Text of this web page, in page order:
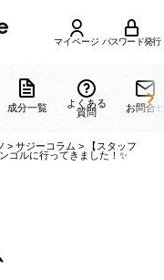
マイページ パスワード発行
成分一覧 よくある
ンツ> サジーコラム >【スタ